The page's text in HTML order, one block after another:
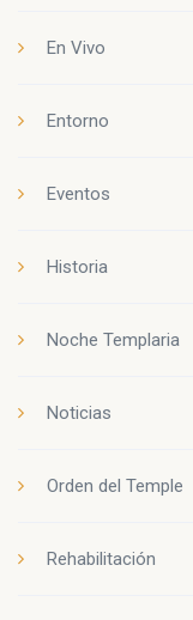
En Vivo
Entorno
Eventos
Historia
Noche Templaria
Noticias
Orden del Temple
Rehabilitación